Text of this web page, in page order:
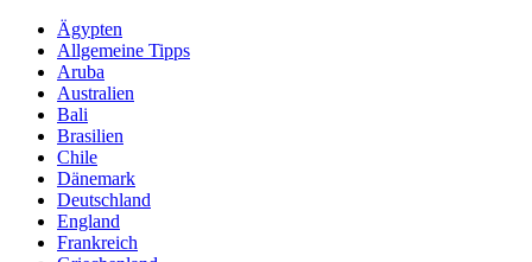
Ägypten
Allgemeine Tipps
Aruba
Australien
Bali
Brasilien
Chile
Dänemark
Deutschland
England
Frankreich